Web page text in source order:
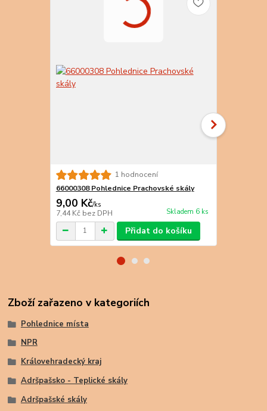
1 hodnocení
66000308 Pohlednice Prachovské skály
9,00 Kč/ks
7,44 Kč bez DPH Skladem 6 ks
Přidat do košíku
Zboží zařazeno v kategoriích
Pohlednice místa
NPR
Královehradecký kraj
Adršpašsko - Teplické skály
Adršpašské skály